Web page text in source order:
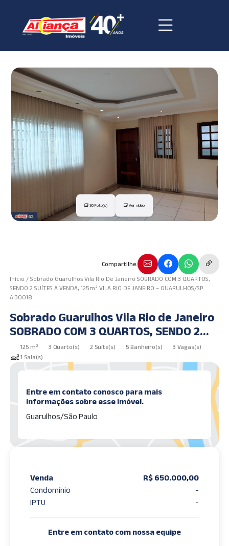
36 Foto(s) Ver vídeo
Compartilhe.
Início /Sobrado Guarulhos Vila Rio De Janeiro SOBRADO COM 3 QUARTOS,
SENDO 2 SUÍTES A VENDA, 125m² VILA RIO DE JANEIRO – GUARULHOS/SP
AI30018
Sobrado Guarulhos Vila Rio de Janeiro
SOBRADO COM 3 QUARTOS, SENDO 2
SUÍTES A VENDA, 125m² VILA RIO DE
125 m² 3 Quarto(s) 2 Suíte(s) 5 Banheiro(s)
3 Vagas(s)
1 Sala(s)
Entre em contato conosco para mais
informações sobre esse imóvel.
Guarulhos/São Paulo
Venda
R$ 650.000,00
Condomínio
-
IPTU
-
Entre em contato com nossa equipe